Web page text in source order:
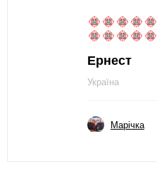
Ернест
Україна
Марічка